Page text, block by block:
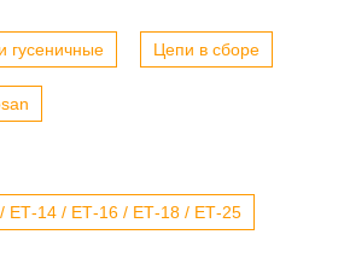
гусеничные Цепи в сборе
ЕТ-14 / ЕТ-16 / ЕТ-18 / ЕТ-25